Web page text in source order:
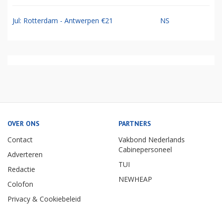
Jul: Rotterdam - Antwerpen €21 NS
OVER ONS
Contact
Adverteren
Redactie
Colofon
Privacy & Cookiebeleid
PARTNERS
Vakbond Nederlands
Cabinepersoneel
TUI
NEWHEAP